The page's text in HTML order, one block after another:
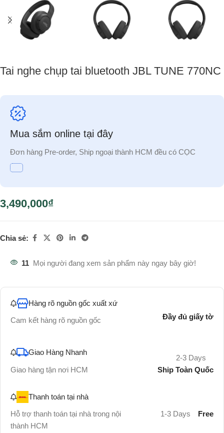
Tai nghe chụp tai bluetooth JBL TUNE 770NC
Mua sắm online tại đây
Đơn hàng Pre-order, Ship ngoại thành HCM đều có CỌC
3,490,000₫
Chia sẻ:
11 Mọi người đang xem sản phẩm này ngay bây giờ!
Hàng rõ nguồn gốc xuất xứ
Cam kết hàng rõ nguồn gốc
Đầy đủ giấy tờ
Giao Hàng Nhanh
Giao hàng tận nơi HCM
2-3 Days
Ship Toàn Quốc
Thanh toán tại nhà
Hỗ trợ thanh toán tại nhà trong nội
thành HCM
1-3 Days Free